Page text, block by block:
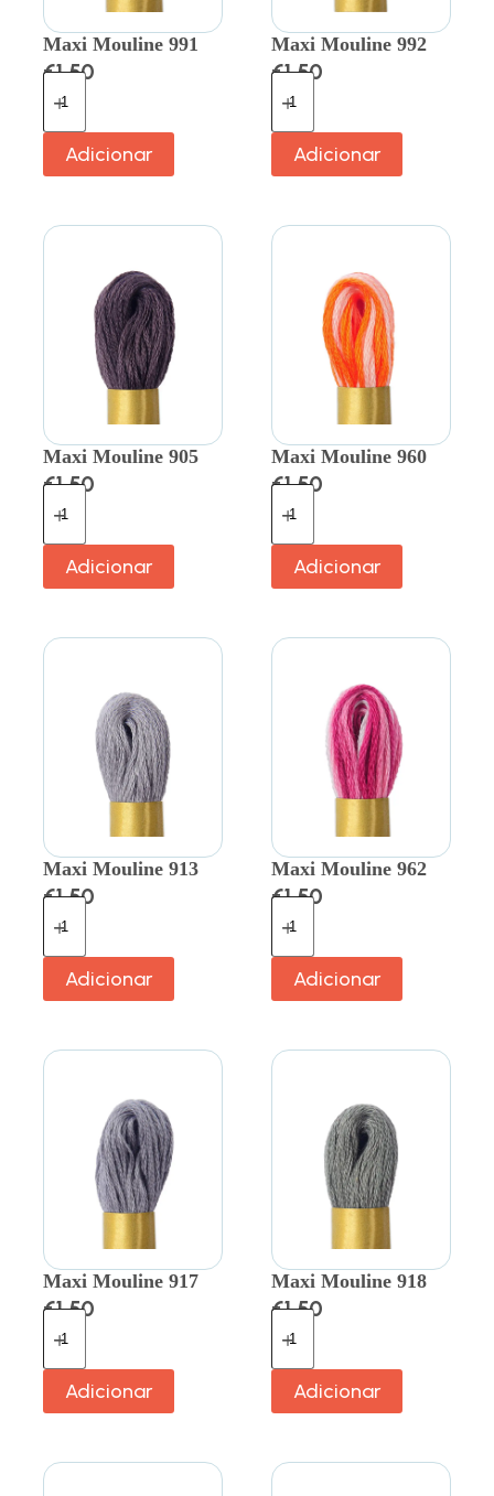
Maxi Mouline 991
€1.50
Adicionar
Maxi Mouline 992
€1.50
Adicionar
Maxi Mouline 905
€1.50
Adicionar
Maxi Mouline 960
€1.50
Adicionar
Maxi Mouline 913
€1.50
Adicionar
Maxi Mouline 962
€1.50
Adicionar
Maxi Mouline 917
€1.50
Adicionar
Maxi Mouline 918
€1.50
Adicionar